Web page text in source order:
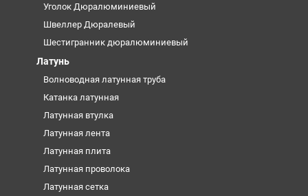
Уголок Дюралюминиевый
Швеллер Дюралевый
Шестигранник дюралюминиевый
Латунь
Волноводная латунная труба
Катанка латунная
Латунная втулка
Латунная лента
Латунная плита
Латунная проволока
Латунная сетка